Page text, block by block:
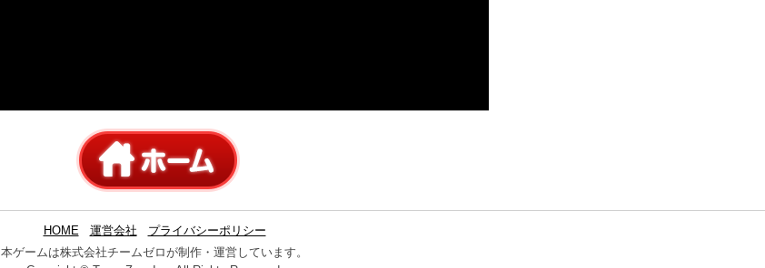
HOME 運営会社
プライバシーポリシー
本ゲームは株式会社チームゼロが制作・運営しています。